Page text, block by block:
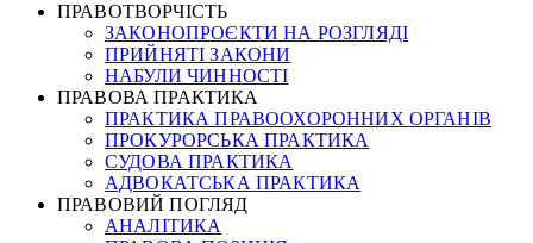
ПРАВОТВОРЧІСТЬ
ЗАКОНОПРОЄКТИ НА РОЗГЛЯДІ
ПРИЙНЯТІ ЗАКОНИ
НАБУЛИ ЧИННОСТІ
ПРАВОВА ПРАКТИКА
ПРАКТИКА ПРАВООХОРОННИХ ОРГАНІВ
ПРОКУРОРСЬКА ПРАКТИКА
СУДОВА ПРАКТИКА
АДВОКАТСЬКА ПРАКТИКА
ПРАВОВИЙ ПОГЛЯД
АНАЛІТИКА